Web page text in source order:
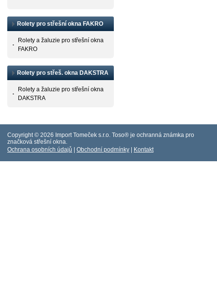
Rolety pro střešní okna FAKRO
Rolety a žaluzie pro střešní okna
FAKRO
Rolety pro střeš. okna DAKSTRA
Rolety a žaluzie pro střešní okna
DAKSTRA
Copyright © 2026 Import Tomeček s.r.o. Toso® je ochranná známka pro
značková střešní okna.
Ochrana osobních údajů
Obchodní podmín ky Kontakt